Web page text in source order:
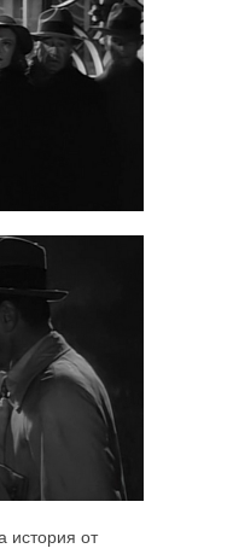
история от